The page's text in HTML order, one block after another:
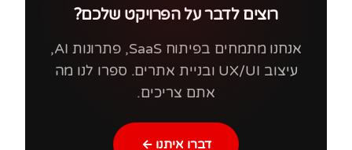
רוצים לדבר על הפרויקט שלכם?
אנחנו מתמחים בפיתוח SaaS, פתרונות AI,
עיצוב UX/UI ובניית אתרים. ספרו לנו מה
אתם צריכים.
דברו איתנו ←